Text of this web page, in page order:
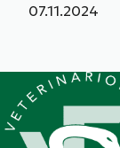
Julkaistu:
07.11.2024